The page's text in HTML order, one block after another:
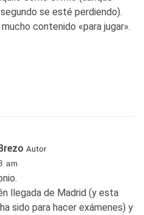
se esté perdiendo).
contenido «para jugar».
Autor
am
llegada de Madrid (y esta
sido para hacer exámenes) y